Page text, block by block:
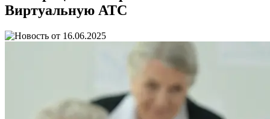
Виртуальную АТС
16.06.2025